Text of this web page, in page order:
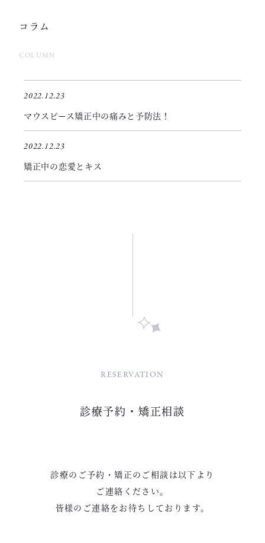
コラム
COLUMN
2022.12.23
マウスピース矯正中の痛みと予防法！
2022.12.23
矯正中の恋愛とキス
RESERVATION
診療予約・矯正相談
診療のご予約・矯正のご相談は以下より
ご連絡ください。
皆様のご連絡をお待ちしております。